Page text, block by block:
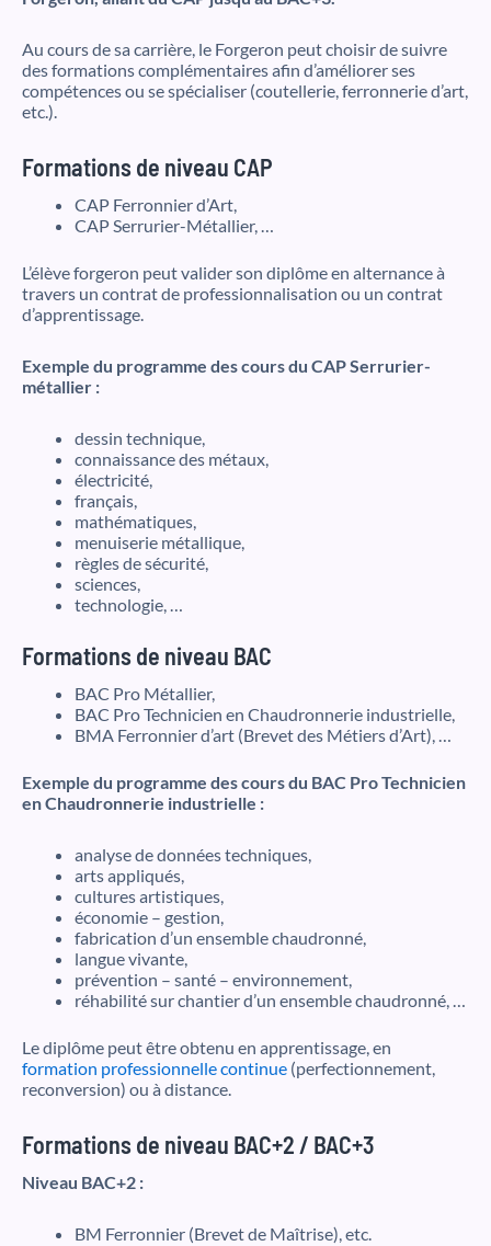
Au cours de sa carrière, le Forgeron peut choisir de suivre
des formations complémentaires afin d’améliorer ses
compétences ou se spécialiser (coutellerie, ferronnerie d’art,
etc.).
Formations de niveau CAP
CAP Ferronnier d’Art,
CAP Serrurier-Métallier, …
L’élève forgeron peut valider son diplôme en alternance à
travers un contrat de professionnalisation ou un contrat
d’apprentissage.
Exemple du programme des cours du CAP Serrurier-
métallier :
dessin technique,
connaissance des métaux,
électricité,
français,
mathématiques,
menuiserie métallique,
règles de sécurité,
sciences,
technologie, …
Formations de niveau BAC
BAC Pro Métallier,
BAC Pro Technicien en Chaudronnerie industrielle,
BMA Ferronnier d’art (Brevet des Métiers d’Art), …
Exemple du programme des cours du BAC Pro Technicien
en Chaudronnerie industrielle :
analyse de données techniques,
arts appliqués,
cultures artistiques,
économie – gestion,
fabrication d’un ensemble chaudronné,
langue vivante,
prévention – santé – environnement,
réhabilité sur chantier d’un ensemble chaudronné, …
Le diplôme peut être obtenu en apprentissage, en
formation professionnelle continue (perfectionnement,
reconversion) ou à distance.
Formations de niveau BAC+2 / BAC+3
Niveau BAC+2 :
BM Ferronnier (Brevet de Maîtrise), etc.